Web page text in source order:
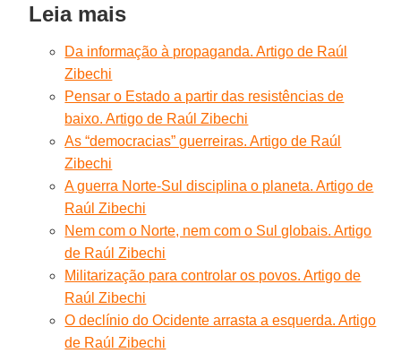
Leia mais
Da informação à propaganda. Artigo de Raúl
Zibechi
Pensar o Estado a partir das resistências de
baixo. Artigo de Raúl Zibechi
As “democracias” guerreiras. Artigo de Raúl
Zibechi
A guerra Norte-Sul disciplina o planeta. Artigo de
Raúl Zibechi
Nem com o Norte, nem com o Sul globais. Artigo
de Raúl Zibechi
Militarização para controlar os povos. Artigo de
Raúl Zibechi
O declínio do Ocidente arrasta a esquerda. Artigo
de Raúl Zibechi